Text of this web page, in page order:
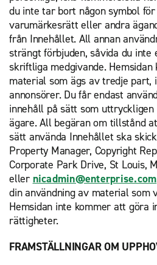
du inte tar bort någon symbol
varumärkesrätt eller andra
från Innehållet. All annan
strängt förbjuden, såvida du
skriftliga medgivande. Hemsidan
material som ägs av tredje part,
annonsörer. Du får endast
innehåll på sätt som
ägare. All begäran om tillstånd
sätt använda Innehållet ska
Property Manager, Copyright
Corporate Park Drive, St Louis,
eller nicadmin@enterprise.com
din användning av material
Hemsidan inte kommer att göra
rättigheter.
FRAMSTÄLLNINGAR OM